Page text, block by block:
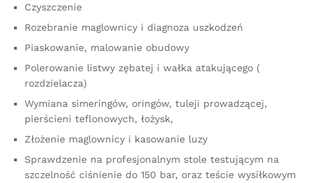
Czyszczenie
Rozebranie maglownicy i diagnoza uszkodzeń
Piaskowanie, malowanie obudowy
Polerowanie listwy zębatej i wałka atakującego (
rozdzielacza)
Wymiana simeringów, oringów, tuleji prowadzącej,
pierścieni teflonowych, łożysk,
Złożenie maglownicy i kasowanie luzy
Sprawdzenie na profesjonalnym stole testującym na
szczelność ciśnienie do 150 bar, oraz teście wysiłkowym